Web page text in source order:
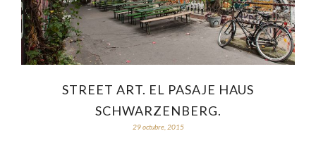
STREET ART. EL PASAJE HAUS
SCHWARZENBERG.
29 octubre, 2015